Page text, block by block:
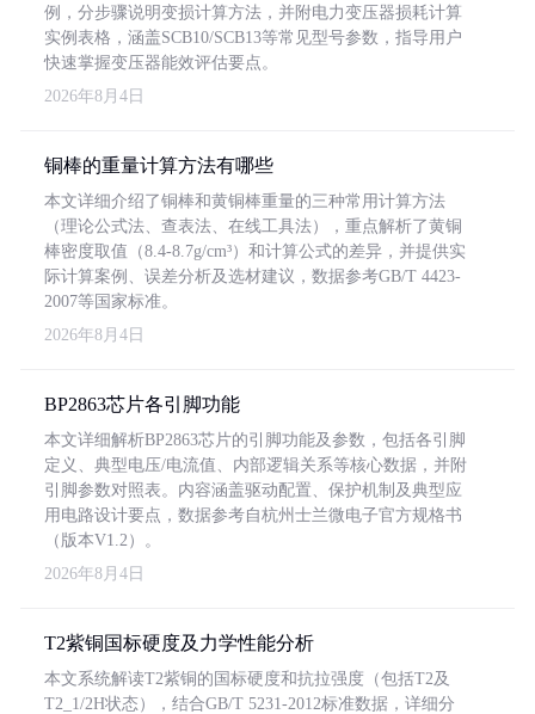
例，分步骤说明变损计算方法，并附电力变压器损耗计算
实例表格，涵盖SCB10/SCB13等常见型号参数，指导用户
快速掌握变压器能效评估要点。
2026年8月4日
铜棒的重量计算方法有哪些
本文详细介绍了铜棒和黄铜棒重量的三种常用计算方法
（理论公式法、查表法、在线工具法），重点解析了黄铜
棒密度取值（8.4-8.7g/cm³）和计算公式的差异，并提供实
际计算案例、误差分析及选材建议，数据参考GB/T 4423-
2007等国家标准。
2026年8月4日
BP2863芯片各引脚功能
本文详细解析BP2863芯片的引脚功能及参数，包括各引脚
定义、典型电压/电流值、内部逻辑关系等核心数据，并附
引脚参数对照表。内容涵盖驱动配置、保护机制及典型应
用电路设计要点，数据参考自杭州士兰微电子官方规格书
（版本V1.2）。
2026年8月4日
T2紫铜国标硬度及力学性能分析
本文系统解读T2紫铜的国标硬度和抗拉强度（包括T2及
T2_1/2H状态），结合GB/T 5231-2012标准数据，详细分